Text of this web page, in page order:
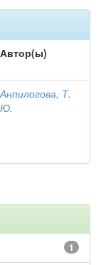
Автор(ы)
Анпилогова, Т.
Ю.
1